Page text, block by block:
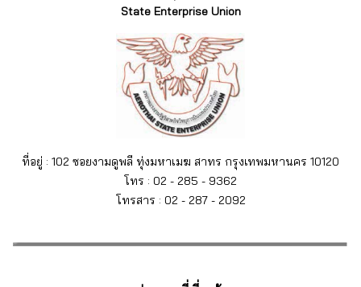
State Enterprise Union
ที่อยู่ : 102 ซอยงามดูพลี ทุ่งมหาเมฆ สาทร กรุงเทพมหานคร 10120
โทร : 02 - 285 - 9362
โทรสาร : 02 - 287 - 2092